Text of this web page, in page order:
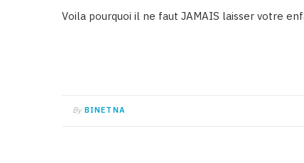
Voila pourquoi il ne faut JAMAIS laisser votre
By BINETNA